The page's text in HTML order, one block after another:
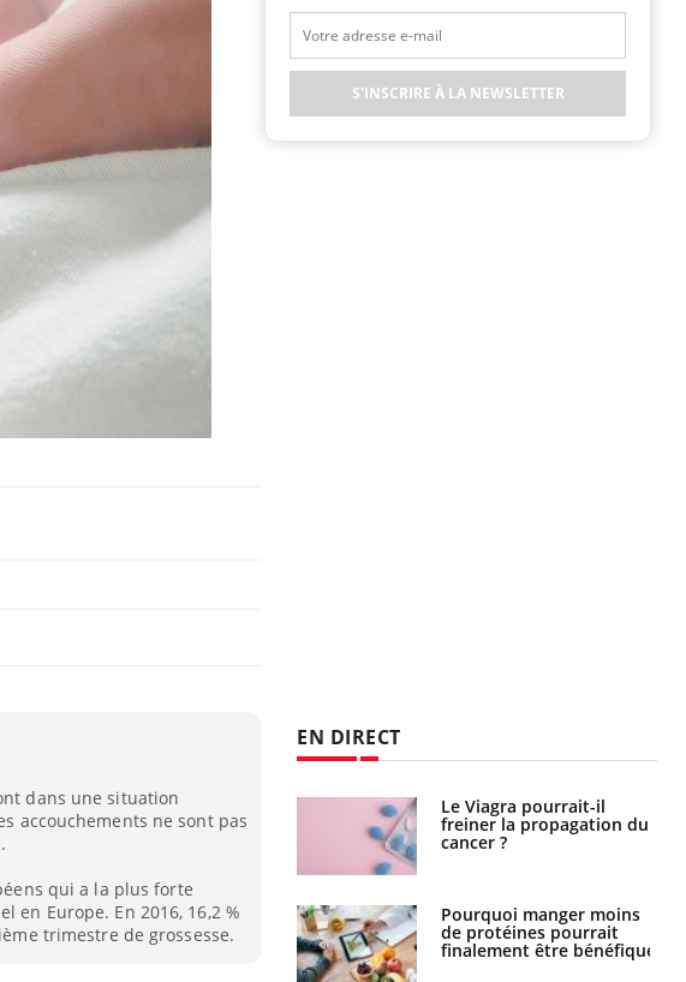
dans une situation
accouchements ne sont pas
qui a la plus forte
en Europe. En 2016, 16,2 %
trimestre de grossesse.
EN DIRECT
VIH : la fin du comprimé
tous les jours se profile-t-
Pourquoi votre ventre
gâche-t-il les premiers
jours de vos vacances ?
Le Viagra pourrait-il
freiner la propagation du
cancer ?
Pourquoi manger moins
de protéines pourrait
finalement être bénéfique
S'INSCRIRE À LA NEWSLETTER